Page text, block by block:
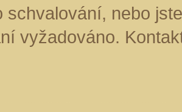
schvalování, nebo
vyžadováno.